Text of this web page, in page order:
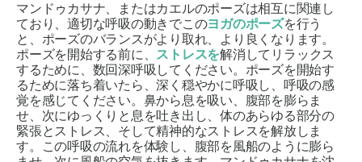
マンドゥカサナ、またはカエルのポーズは相互に関連し
ており、適切な呼吸の動きでこのヨガのポーズを行う
と、ポーズのバランスがより取れ、より良くなります。
ポーズを開始する前に、 ストレスを解消してリラックス
するために、数回深呼吸してください。ポーズを開始す
るために落ち着いたら、深く穏やかに呼吸し、呼吸の感
覚を感じてください。鼻から息を吸い、腹部を膨らま
せ、次にゆっくりと息を吐き出し、体のあらゆる部分の
緊張とストレス、そして精神的なストレスを解放しま
す。この呼吸の流れを体験し、腹部を風船のように膨ら